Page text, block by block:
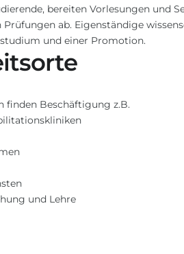
bereiten Vorlesungen und
ab. Eigenständige
und einer Promotion.
finden Beschäftigung z.B.
und Lehre